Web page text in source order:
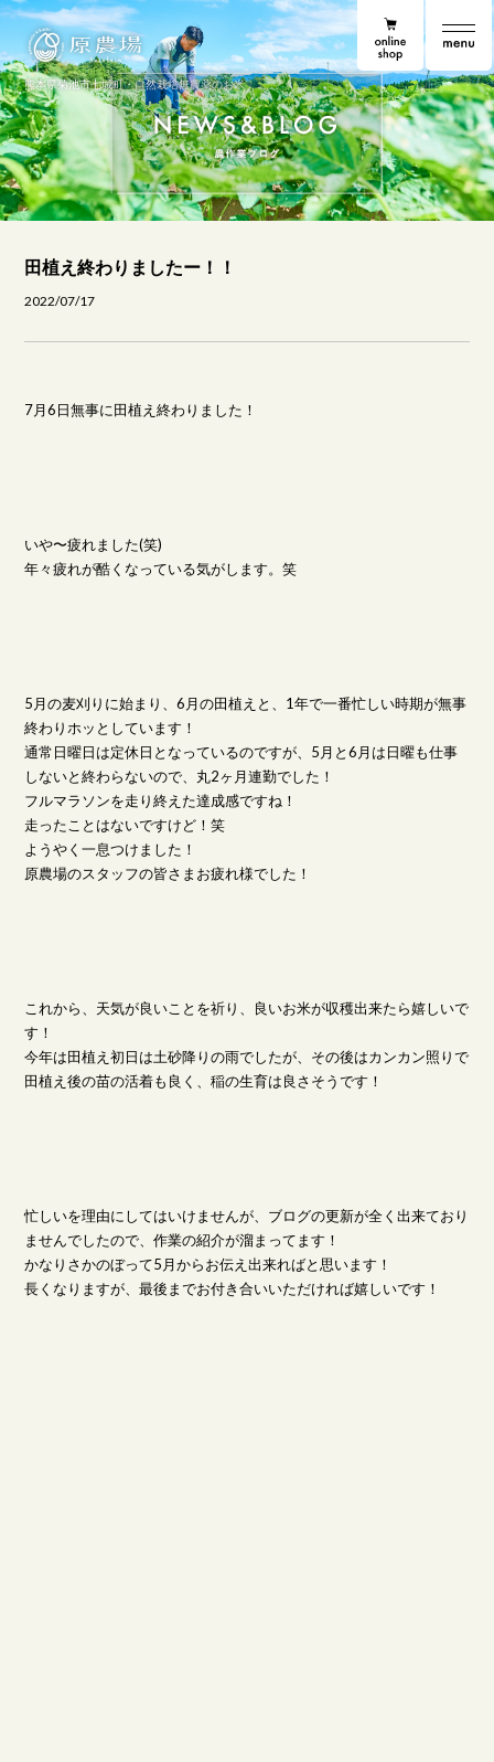
原農場便り
原農場
熊本県菊池市七城町・自然栽培無農薬のお米
online shop
田植え終わりましたー！！
2022/07/17
7月6日無事に田植え終わりました！
いや〜疲れました(笑)
年々疲れが酷くなっている気がします。笑
5月の麦刈りに始まり、6月の田植えと、1年で一番忙しい時期が無事
終わりホッとしています！
通常日曜日は定休日となっているのですが、5月と6月は日曜も仕事
しないと終わらないので、丸2ヶ月連勤でした！
フルマラソンを走り終えた達成感ですね！
走ったことはないですけど！笑
ようやく一息つけました！
原農場のスタッフの皆さまお疲れ様でした！
これから、天気が良いことを祈り、良いお米が収穫出来たら嬉しいで
す！
今年は田植え初日は土砂降りの雨でしたが、その後はカンカン照りで
田植え後の苗の活着も良く、稲の生育は良さそうです！
忙しいを理由にしてはいけませんが、ブログの更新が全く出来ており
ませんでしたので、作業の紹介が溜まってます！
かなりさかのぼって5月からお伝え出来ればと思います！
長くなりますが、最後までお付き合いいただければ嬉しいです！